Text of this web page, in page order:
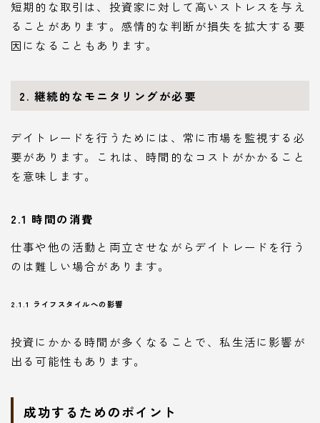
短期的な取引は、投資家に対して高いストレスを与え
ることがあります。感情的な判断が損失を拡大する要
因になることもあります。
2. 継続的なモニタリングが必要
デイトレードを行うためには、常に市場を監視する必
要があります。これは、時間的なコストがかかること
を意味します。
2.1 時間の消費
仕事や他の活動と両立させながらデイトレードを行う
のは難しい場合があります。
2.1.1 ライフスタイルへの影響
投資にかかる時間が多くなることで、私生活に影響が
出る可能性もあります。
成功するためのポイント